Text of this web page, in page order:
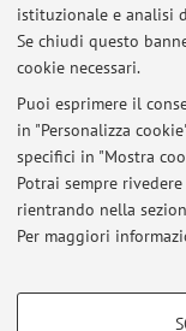
istituzionale e analisi
Se chiudi questo
cookie necessari.
Puoi esprimere il
in "Personalizza
specifici in "Mostra
Potrai sempre
rientrando nella
Per maggiori
COOKIE DI
Implementazione
fisica, delle barriere al
cambiamento, nelle
Diabetologie dell’AUSL
Pubblicato il: 21 aprile
indagine attività
Pubblicato il: 01 giugno